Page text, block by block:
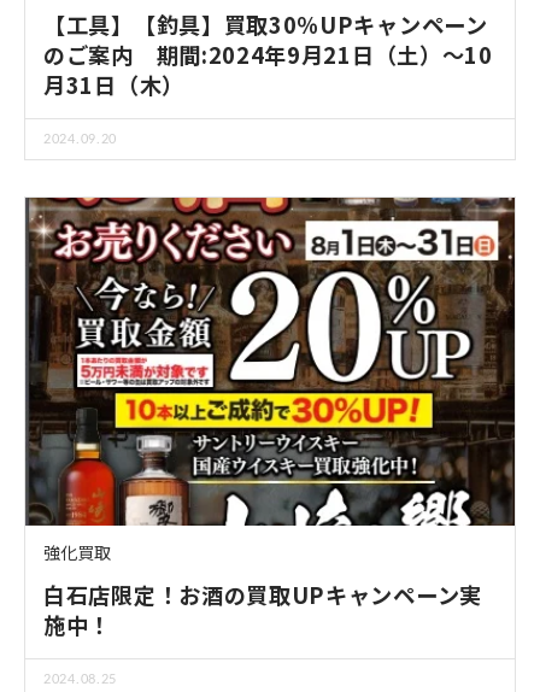
【工具】【釣具】買取30％UPキャンペーン
のご案内 期間:2024年9月21日（土）～10
月31日（木）
2024.09.20
強化買取
白石店限定！お酒の買取UPキャンペーン実
施中！
2024.08.25